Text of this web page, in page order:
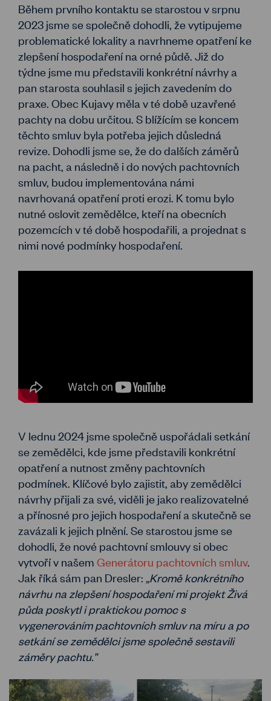
Během prvního kontaktu se starostou v srpnu
2023 jsme se společně dohodli, že vytipujeme
problematické lokality a navrhneme opatření ke
zlepšení hospodaření na orné půdě. Již do
týdne jsme mu představili konkrétní návrhy a
pan starosta souhlasil s jejich zavedením do
praxe. Obec Kujavy měla v té době uzavřené
pachty na dobu určitou. S blížícím se koncem
těchto smluv byla potřeba jejich důsledná
revize. Dohodli jsme se, že do dalších záměrů
na pacht, a následně i do nových pachtovních
smluv, budou implementována námi
navrhovaná opatření proti erozi. K tomu bylo
nutné oslovit zemědělce, kteří na obecních
pozemcích v té době hospodařili, a projednat s
nimi nové podmínky hospodaření.
V lednu 2024 jsme společně uspořádali setkání
se zemědělci, kde jsme představili konkrétní
opatření a nutnost změny pachtovních
podmínek. Klíčové bylo zajistit, aby zemědělci
návrhy přijali za své, viděli je jako realizovatelné
a přínosné pro jejich hospodaření a skutečně se
zavázali k jejich plnění. Se starostou jsme se
dohodli, že nové pachtovní smlouvy si obec
vytvoří v našem Generátoru pachtovních smluv.
Jak říká sám pan Dresler: „Kromě konkrétního
návrhu na zlepšení hospodaření mi projekt Živá
půda poskytl i praktickou pomoc s
vygenerováním pachtovních smluv na míru a po
setkání se zemědělci jsme společně sestavili
záměry pachtu.”